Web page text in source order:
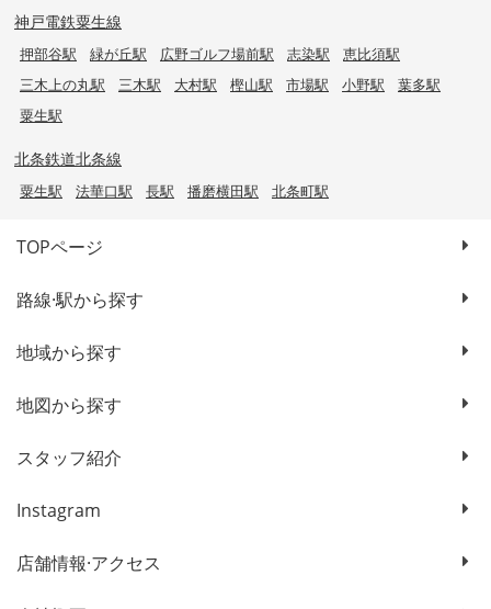
神戸電鉄粟生線
押部谷駅 緑が丘駅 広野ゴルフ場前駅 志染駅
恵比須駅
三木上の丸駅
三木駅 大村駅 樫山駅 市場駅 小野駅
葉多駅
粟生駅
北条鉄道北条線
粟生駅 法華口駅 長駅 播磨横田駅 北条町駅
TOPページ
路線·駅から探す
地域から探す
地図から探す
スタッフ紹介
Instagram
店舗情報·アクセス